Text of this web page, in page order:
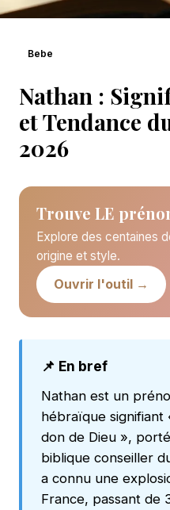
Bebe
Nathan :
et Tendance
2026
Trouve LE
Explore des centaines
origine et style.
Ouvrir l'outil →
📌 En bref
Nathan est un
hébraïque signifiant
don de Dieu »,
biblique conseiller
a connu une
France, passant de